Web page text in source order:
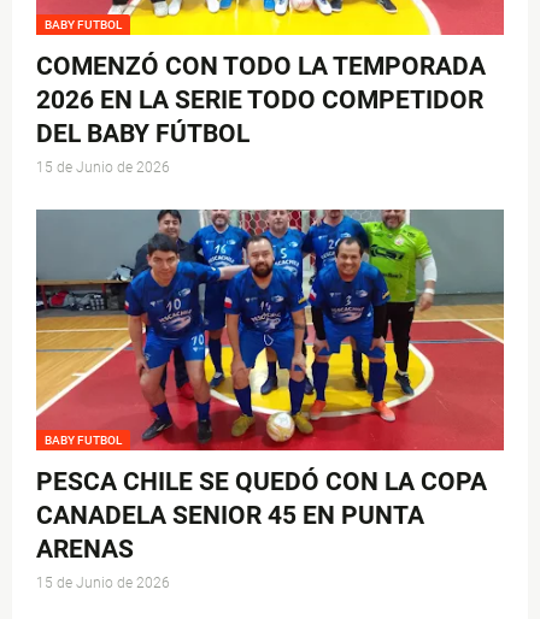
BABY FUTBOL
COMENZÓ CON TODO LA TEMPORADA
2026 EN LA SERIE TODO COMPETIDOR
DEL BABY FÚTBOL
15 de Junio de 2026
BABY FUTBOL
PESCA CHILE SE QUEDÓ CON LA COPA
CANADELA SENIOR 45 EN PUNTA
ARENAS
15 de Junio de 2026